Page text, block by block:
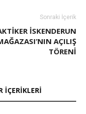
Sonraki İçerik
İSKENDERUN
AÇILIŞ
TÖRENI
İÇERIKLERI